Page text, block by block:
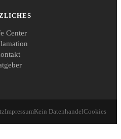
Center
ImpressumKein DatenhandelCookies